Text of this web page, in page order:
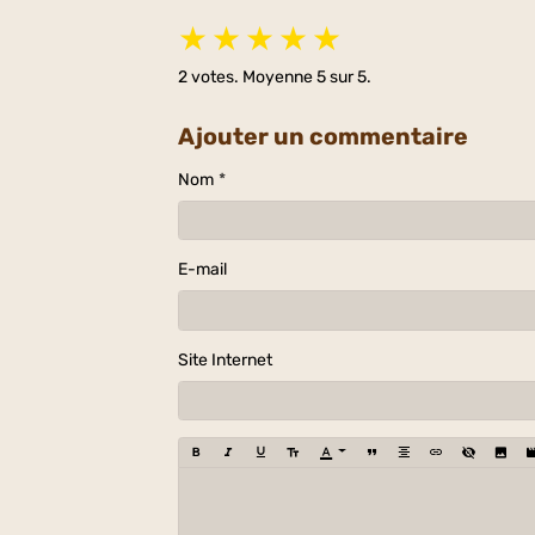
★ ★ ★ ★ ★
2votes. Moyenne5sur 5.
Ajouter un commentaire
Nom
E-mail
Site Internet